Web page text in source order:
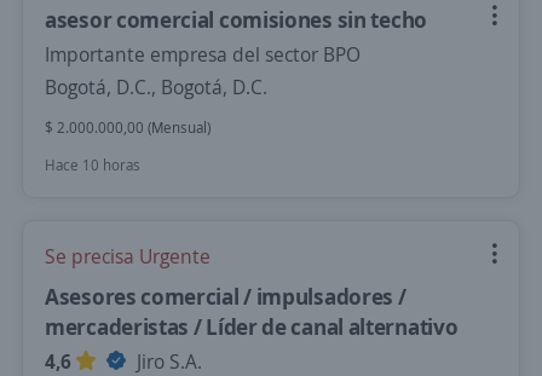
asesor comercial comisiones sin techo
Importante empresa del sector BPO
Bogotá, D.C., Bogotá, D.C.
$ 2.000.000,00 (Mensual)
Hace 10 horas
Se precisa Urgente
Asesores comercial / impulsadores /
mercaderistas / Líder de canal alternativo
4,6
Jiro S.A.